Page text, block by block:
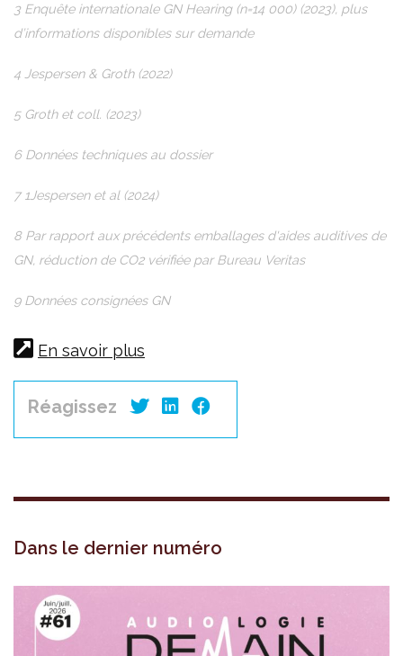
3 Enquête internationale GN Hearing (n=14 000) (2023), plus
d’informations disponibles sur demande
4 Jespersen & Groth (2022)
5 Groth et coll. (2023)
6 Données techniques au dossier
7 1Jespersen et al (2024)
8 Par rapport aux précédents emballages d'aides auditives de
GN, réduction de CO2 vérifiée par Bureau Veritas
9 Données consignées GN
En savoir plus
Réagissez
Dans le dernier numéro